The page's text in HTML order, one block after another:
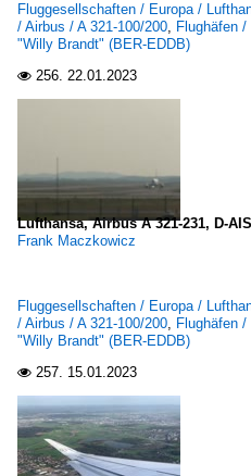
Fluggesellschaften / Europa /
/ Airbus / A 321-100/200, Flughäfen
"Willy Brandt" (BER-EDDB)
 256. 22.01.2023
Lufthansa, Airbus A 321-231, D-
Frank Maczkowicz
Fluggesellschaften / Europa /
/ Airbus / A 321-100/200, Flughäfen
"Willy Brandt" (BER-EDDB)
 257. 15.01.2023